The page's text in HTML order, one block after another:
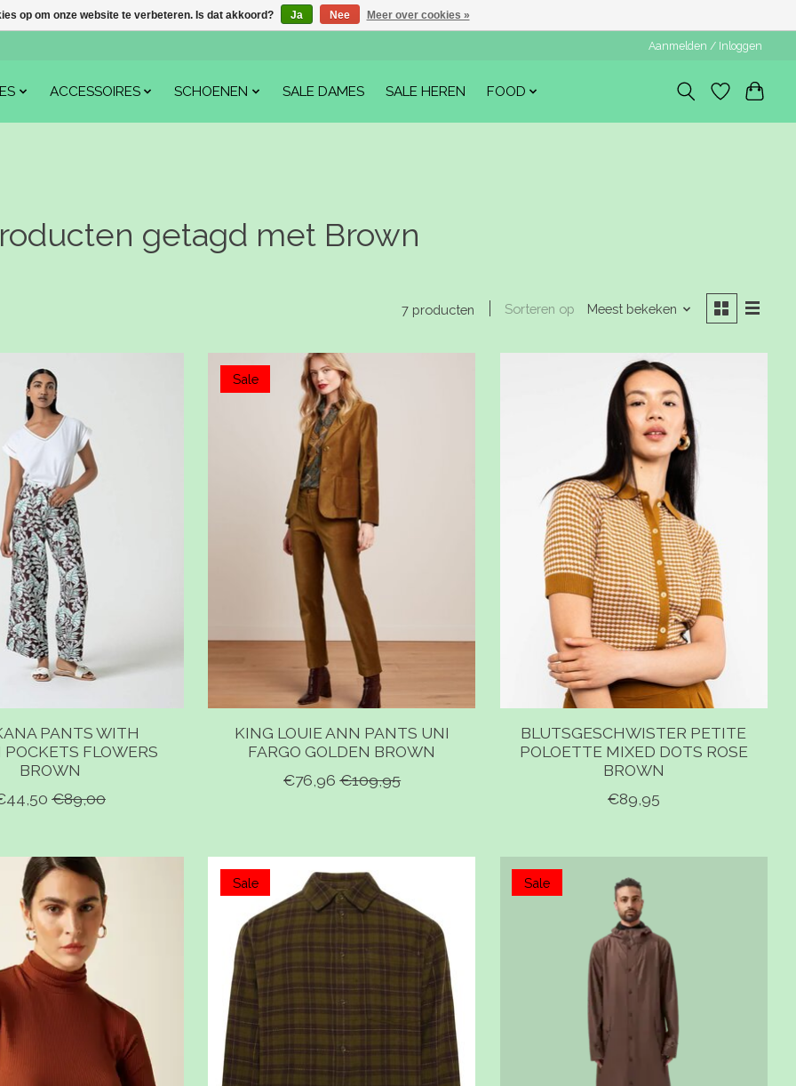
Aanmelden / Inloggen
ACCESSOIRES SCHOENEN SALE DAMES SALE HEREN FOOD
getagd met Brown
7 producten Sorteren op Meest bekeken
PANTS WITH
FLOWERS
BROWN
€89,00
Sale
KING LOUIE ANN PANTS UNI
FARGO GOLDEN BROWN
€76,96 €109,95
BLUTSGESCHWISTER PETITE
POLOETTE MIXED DOTS ROSE
BROWN
€89,95
Sale Sale
op om onze website te verbeteren. Is dat akkoord? Ja Nee Meer over cookies »